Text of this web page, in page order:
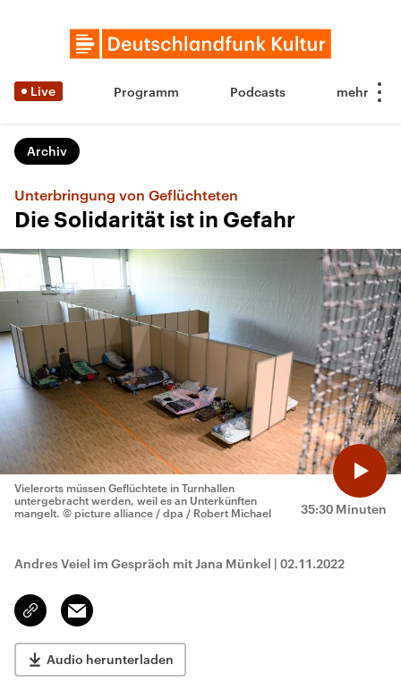
Live Programm Podcasts
Archiv
Unterbringung von Geflüchteten
Die Solidarität ist in Gefahr
35:30 Minuten
Vielerorts müssen Geflüchtete in Turnhallen
untergebracht werden, weil es an Unterkünften
mangelt. © picture alliance / dpa / Robert Michael
Andres Veiel im Gespräch mit Jana Münkel | 02.11.2022
Link
kopieren/teilen
Email
Audio herunterladen